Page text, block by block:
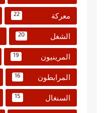
معركة 22
الشغل 20
المرينيون 19
المرابطون 16
السنغال 15